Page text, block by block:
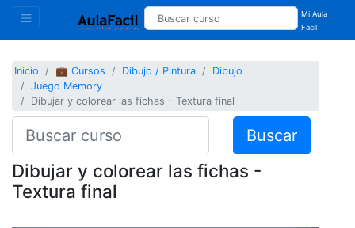
Mi Aula
Facil
Inicio 💼 Cursos Dibujo / Pintura
Dibujo
Juego Memory
Dibujar y colorear las fichas - Textura final
Buscar
Dibujar y colorear las fichas -
Textura final